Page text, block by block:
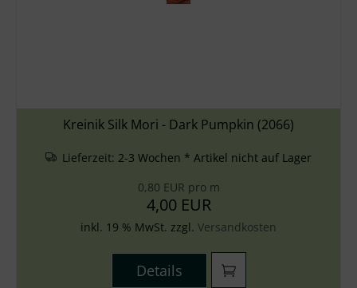
Kreinik Silk Mori - Dark Pumpkin (2066)
Lieferzeit: 2-3 Wochen * Artikel nicht auf Lager
0,80 EUR pro m
4,00 EUR
inkl. 19 % MwSt. zzgl. Versandkosten
Details